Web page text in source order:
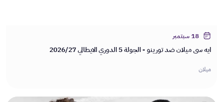
18 سبتمبر
ايه سي ميلان ضد تورينو - الجولة 5 الدوري الايطالي 2026/27
ميلان